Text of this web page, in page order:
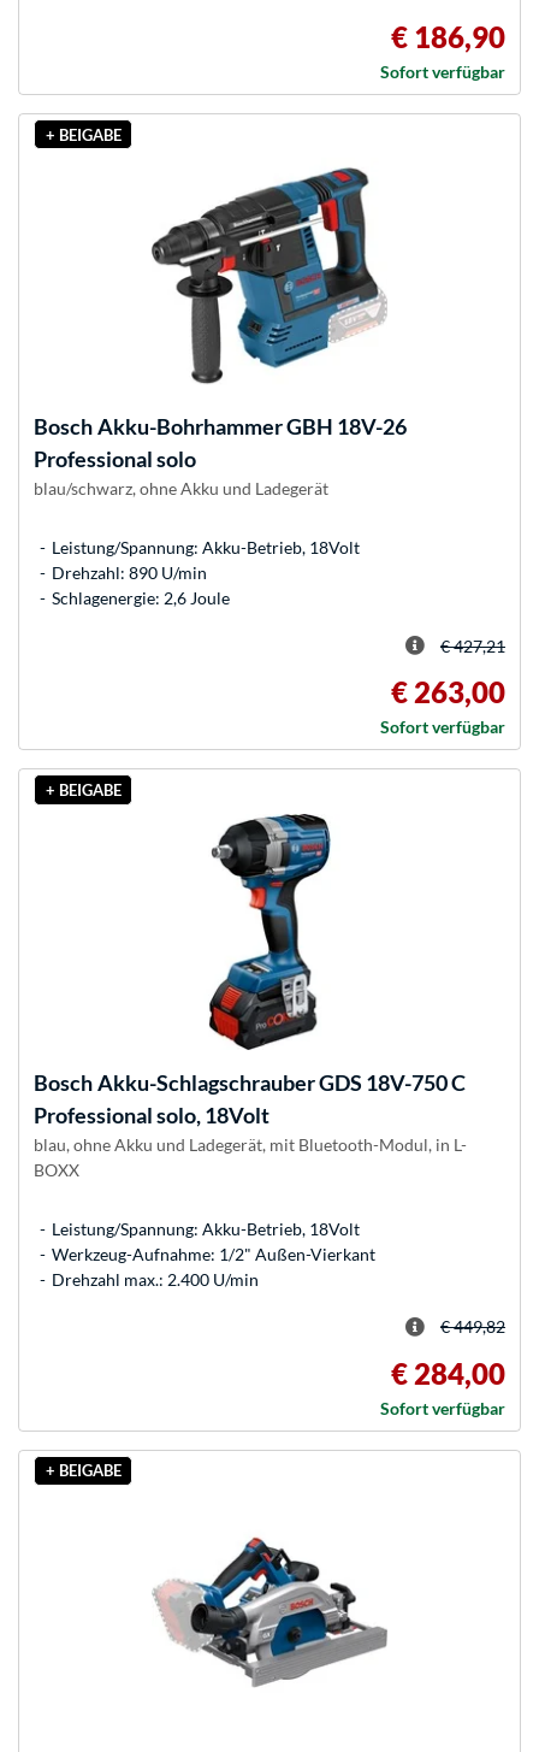
€ 186,90
Sofort verfügbar
+ BEIGABE
BoschAkku-Bohrhammer GBH 18V-26
Professional solo
blau/schwarz, ohne Akku und Ladegerät
Leistung/Spannung: Akku-Betrieb, 18Volt
Drehzahl: 890 U/min
Schlagenergie: 2,6 Joule
€ 427,21
€ 263,00
Sofort verfügbar
+ BEIGABE
BoschAkku-Schlagschrauber GDS 18V-750 C
Professional solo, 18Volt
blau, ohne Akku und Ladegerät, mit Bluetooth-Modul, in L-
BOXX
Leistung/Spannung: Akku-Betrieb, 18Volt
Werkzeug-Aufnahme: 1/2" Außen-Vierkant
Drehzahl max.: 2.400 U/min
€ 449,82
€ 284,00
Sofort verfügbar
+ BEIGABE